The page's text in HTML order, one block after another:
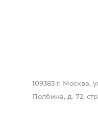
109383 г. Москва,
Полбина, д. 72,